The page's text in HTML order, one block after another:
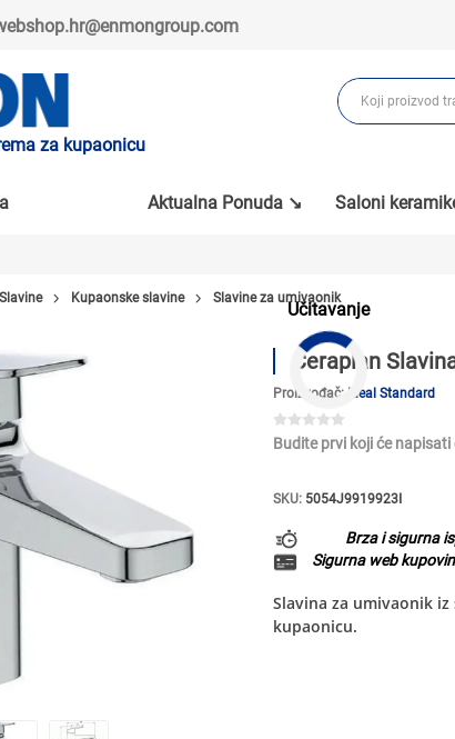
za kupaonicu
Aktualna Ponuda ↘ Saloni
Učitavanje
Slavine Kupaonske slavine Slavine za umivaonik
Ceraplan
Proizvođač: Ideal Standard
Budite prvi koji će
SKU: 5054J9919923I
Brza i sigurna
Sigurna web
Slavina za umivaonik
kupaonicu.